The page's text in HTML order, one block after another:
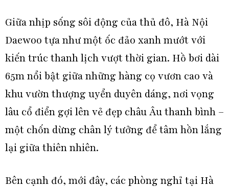
Giữa nhịp sống sôi động của thủ đô, Hà Nội
Daewoo tựa như một ốc đảo xanh mướt với
kiến trúc thanh lịch vượt thời gian. Hồ bơi dài
65m nổi bật giữa những hàng cọ vươn cao và
khu vườn thượng uyển duyên dáng, nơi vọng
lâu cổ điển gợi lên vẻ đẹp châu Âu thanh bình –
một chốn dừng chân lý tưởng để tâm hồn lắng
lại giữa thiên nhiên.
Bên cạnh đó, mới đây, các phòng nghỉ tại Hà